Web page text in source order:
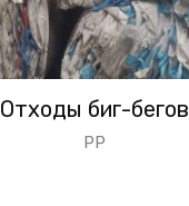
Отходы биг-бегов
PP